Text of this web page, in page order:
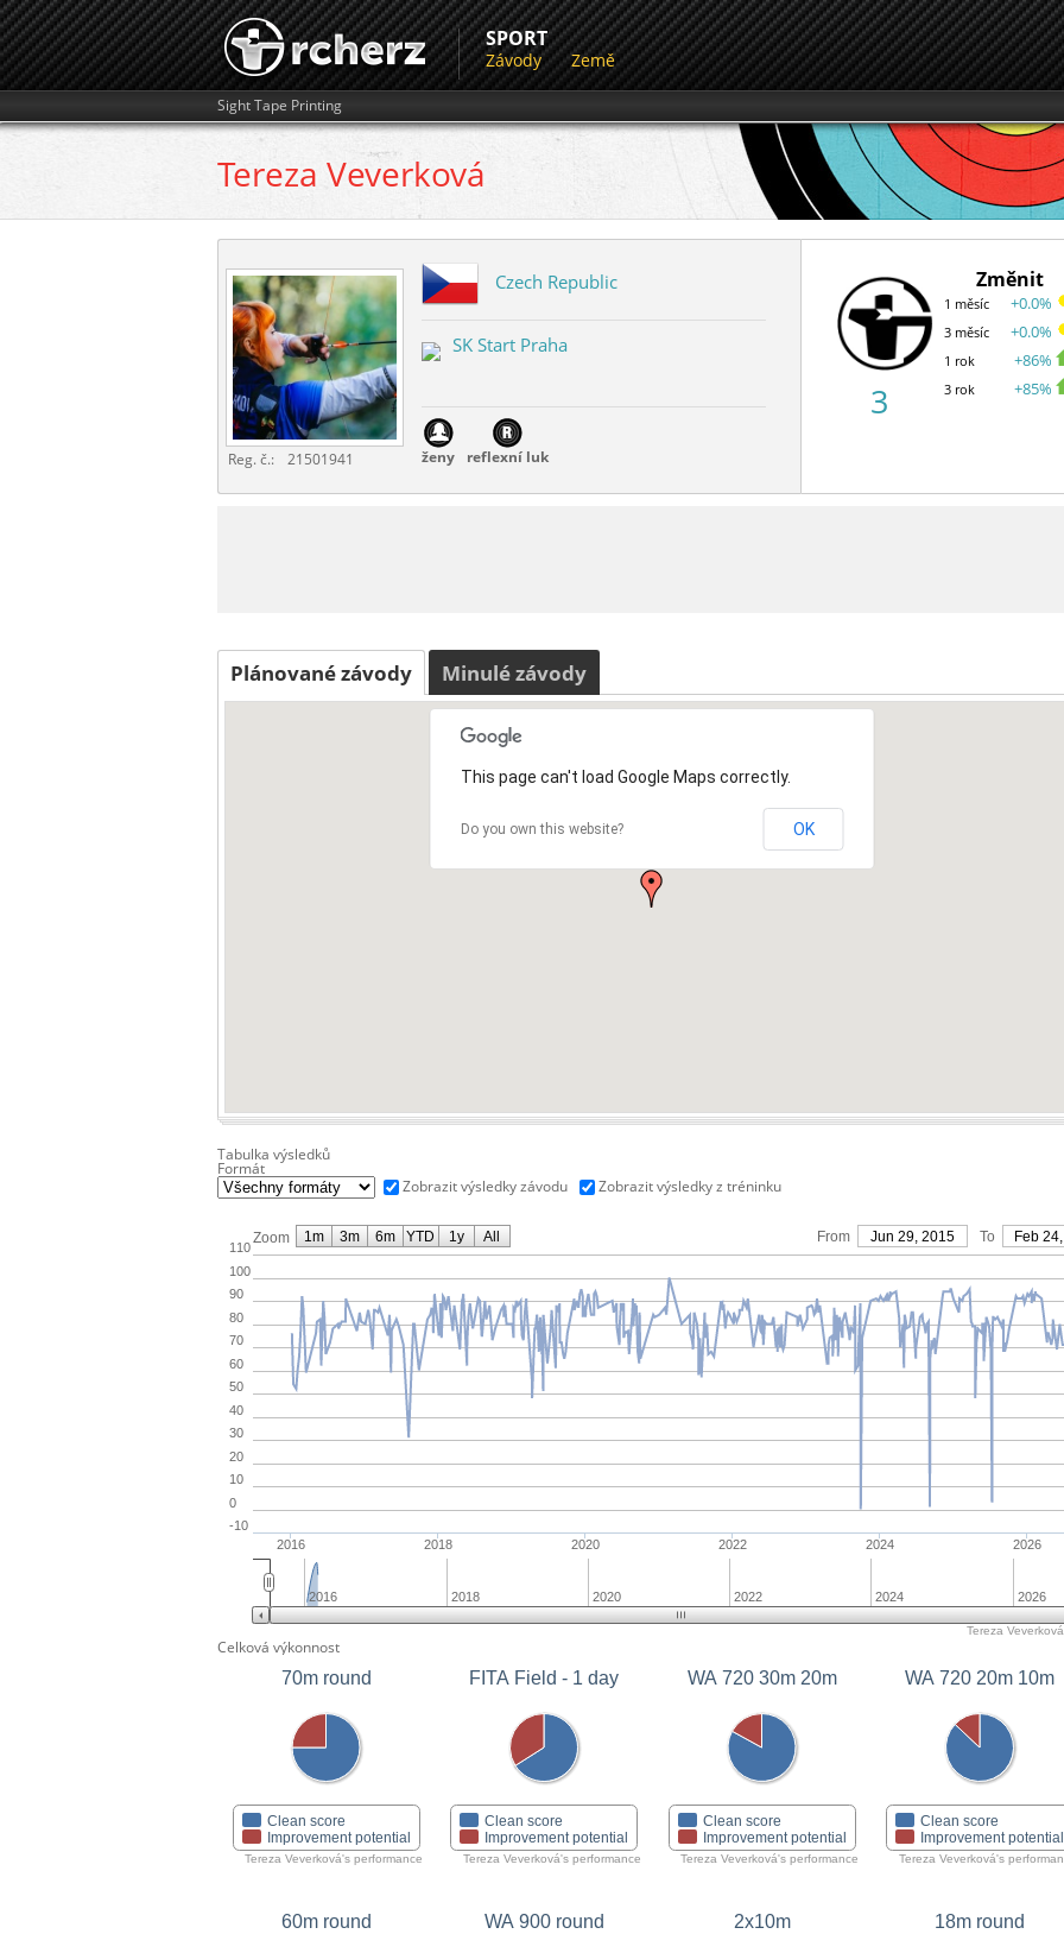
SPORT
Závody Země
Sight Tape Printing
Tereza Veverková
Reg. č.: 21501941
Czech Republic
SK Start Praha
ženy reflexní luk
3
Změnit
1 měsíc
3 měsíc
1 rok
3 rok
+0.0%
+0.0%
+86%
+85%
Plánované závody Minulé závody
This page can't load Google Maps correctly.
Do you own this website? OK
Tabulka výsledků
Formát
Zobrazit výsledky závodu
Zobrazit výsledky z tréninku
Zoom From Jun 29, 2015 To Feb
2016 2018 2020 2022 2024 2026
0
10
20
30
40
50
60
70
80
90
100
110
-10
2016 2018 2020 2022 2024 2026
1m 3m 6m YTD 1y All
Tereza
Celková výkonnost
70m round
Clean score
Improvement potential
Tereza Veverková's performance
FITA Field - 1 day
Clean score
Improvement potential
Tereza Veverková's performance
WA 720 30m 20m
Clean score
Improvement potential
Tereza Veverková's performance
WA 720 20m 10m
Clean score
Improvement potential
Tereza Veverková's
60m round WA 900 round 2x10m 18m round